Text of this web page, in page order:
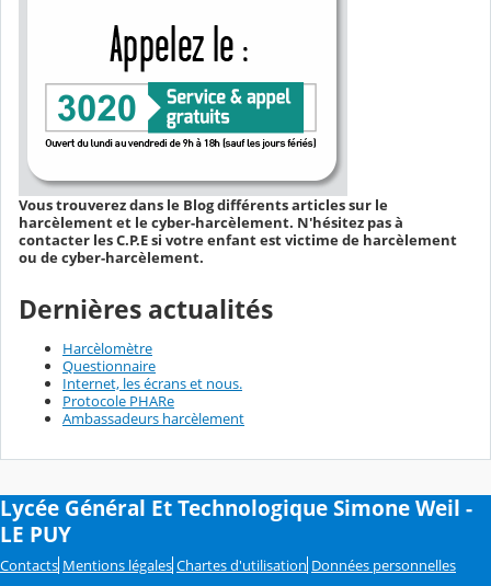
Vous trouverez dans le Blog différents articles sur le
harcèlement et le cyber-harcèlement. N'hésitez pas à
contacter les C.P.E si votre enfant est victime de harcèlement
ou de cyber-harcèlement.
Dernières actualités
Harcèlomètre
Questionnaire
Internet, les écrans et nous.
Protocole PHARe
Ambassadeurs harcèlement
Lycée Général Et Technologique Simone Weil -
LE PUY
Contacts Mentions légales Chartes d'utilisation Données personnelles